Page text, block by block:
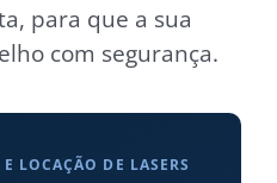
para que a sua
com segurança.
LOCAÇÃO DE LASERS